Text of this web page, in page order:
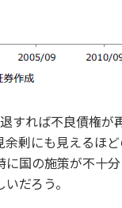
すれば不良債権が
剰にも見えるほ
国の施策が不十
だろう。